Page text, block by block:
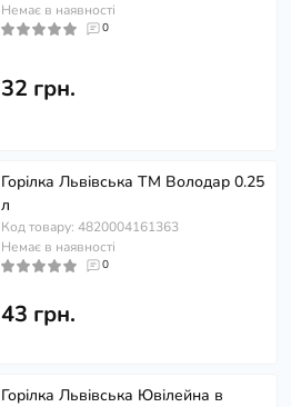
Немає в наявності
0
32 грн.
Горілка Львівська ТМ Володар 0.25
л
Код товару: 4820004161363
Немає в наявності
0
43 грн.
Горілка Львівська Ювілейна в